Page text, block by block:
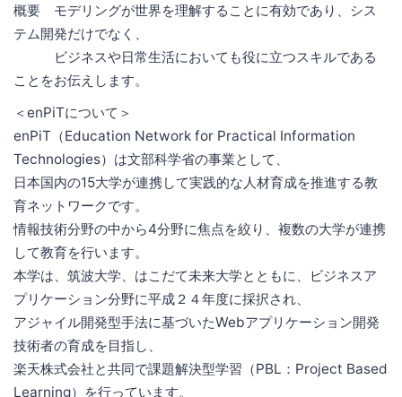
概要 モデリングが世界を理解することに有効であり、シス
テム開発だけでなく、
ビジネスや日常生活においても役に立つスキルである
ことをお伝えします。
＜enPiTについて＞
enPiT（Education Network for Practical Information
Technologies）は文部科学省の事業として、
日本国内の15大学が連携して実践的な人材育成を推進する教
育ネットワークです。
情報技術分野の中から4分野に焦点を絞り、複数の大学が連携
して教育を行います。
本学は、筑波大学、はこだて未来大学とともに、ビジネスア
プリケーション分野に平成２４年度に採択され、
アジャイル開発型手法に基づいたWebアプリケーション開発
技術者の育成を目指し、
楽天株式会社と共同で課題解決型学習（PBL：Project Based
Learning）を行っています。